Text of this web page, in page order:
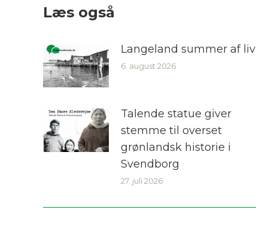
Læs også
Langeland summer af liv
6. august 2026
Talende statue giver
stemme til overset
grønlandsk historie i
Svendborg
27. juli 2026